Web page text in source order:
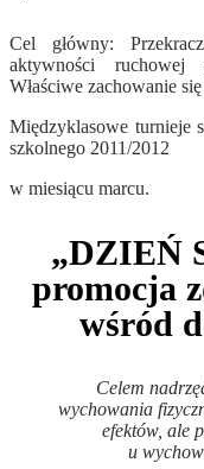
Cel główny:
aktywności ruchowej
Właściwe zachowanie
Międzyklasowe turnieje
szkolnego 2011/2012
w miesiącu marcu.
„DZIEŃ
promocja
wśród
Celem
wychowania
efektów, ale
u